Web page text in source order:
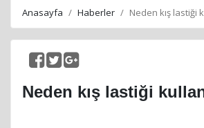
Anasayfa Haberler Neden kış lastiği
Neden kış lastiği